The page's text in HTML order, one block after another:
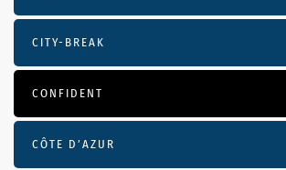
CITY-BREAK
CONFIDENT
CÔTE D’AZUR